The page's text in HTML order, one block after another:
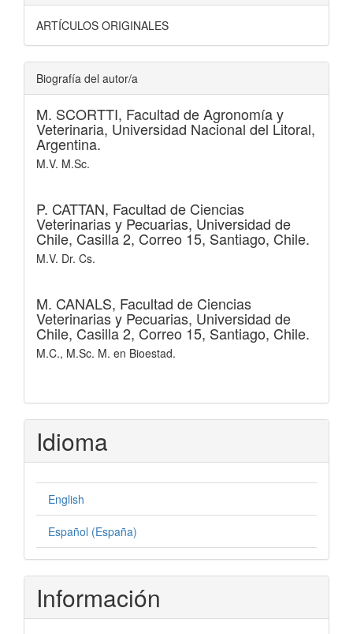
ARTÍCULOS ORIGINALES
Biografía del autor/a
M. SCORTTI, Facultad de Agronomía y
Veterinaria, Universidad Nacional del Litoral,
Argentina.
M.V. M.Sc.
P. CATTAN, Facultad de Ciencias
Veterinarias y Pecuarias, Universidad de
Chile, Casilla 2, Correo 15, Santiago, Chile.
M.V. Dr. Cs.
M. CANALS, Facultad de Ciencias
Veterinarias y Pecuarias, Universidad de
Chile, Casilla 2, Correo 15, Santiago, Chile.
M.C., M.Sc. M. en Bioestad.
Idioma
English
Español (España)
Información